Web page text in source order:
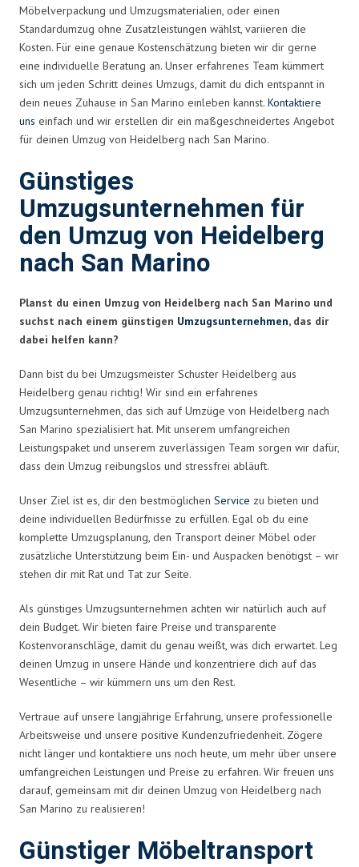
Möbelverpackung und Umzugsmaterialien, oder einen
Standardumzug ohne Zusatzleistungen wählst, variieren die
Kosten. Für eine genaue Kostenschätzung bieten wir dir gerne
eine individuelle Beratung an. Unser erfahrenes Team kümmert
sich um jeden Schritt deines Umzugs, damit du dich entspannt in
dein neues Zuhause in San Marino einleben kannst. Kontaktiere
uns einfach und wir erstellen dir ein maßgeschneidertes Angebot
für deinen Umzug von Heidelberg nach San Marino.
Günstiges
Umzugsunternehmen für
den Umzug von Heidelberg
nach San Marino
Planst du einen Umzug von Heidelberg nach San Marino und
suchst nach einem günstigen Umzugsunternehmen, das dir
dabei helfen kann?
Dann bist du bei Umzugsmeister Schuster Heidelberg aus
Heidelberg genau richtig! Wir sind ein erfahrenes
Umzugsunternehmen, das sich auf Umzüge von Heidelberg nach
San Marino spezialisiert hat. Mit unserem umfangreichen
Leistungspaket und unserem zuverlässigen Team sorgen wir dafür,
dass dein Umzug reibungslos und stressfrei abläuft.
Unser Ziel ist es, dir den bestmöglichen Service zu bieten und
deine individuellen Bedürfnisse zu erfüllen. Egal ob du eine
komplette Umzugsplanung, den Transport deiner Möbel oder
zusätzliche Unterstützung beim Ein- und Auspacken benötigst – wir
stehen dir mit Rat und Tat zur Seite.
Als günstiges Umzugsunternehmen achten wir natürlich auch auf
dein Budget. Wir bieten faire Preise und transparente
Kostenvoranschläge, damit du genau weißt, was dich erwartet. Leg
deinen Umzug in unsere Hände und konzentriere dich auf das
Wesentliche – wir kümmern uns um den Rest.
Vertraue auf unsere langjährige Erfahrung, unsere professionelle
Arbeitsweise und unsere positive Kundenzufriedenheit. Zögere
nicht länger und kontaktiere uns noch heute, um mehr über unsere
umfangreichen Leistungen und Preise zu erfahren. Wir freuen uns
darauf, gemeinsam mit dir deinen Umzug von Heidelberg nach
San Marino zu realisieren!
Günstiger Möbeltransport